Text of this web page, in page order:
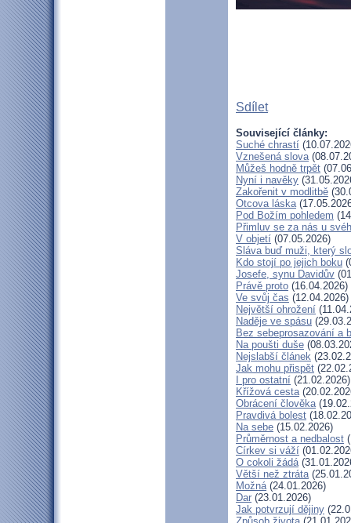
Sdílet
Související články:
Suché chrastí
Vznešená slova
Můžeš hodně trpět
Nyní i navěky
Zakořenit v modlitbě
Otcova láska
Pod Božím pohledem
Přimluv se za nás u
V objetí (07.05.2026)
Sláva buď muži, který
Kdo stojí po jejich boku
Josefe, synu Davidův
Právě proto (16.04.2026)
Ve svůj čas (12.04.2026)
Největší ohrožení
Naděje ve spásu
Bez sebeprosazování a
Na poušti duše
Nejslabší článek
Jak mohu přispět
I pro ostatní (21.02.2026)
Křížová cesta
Obrácení člověka
Pravdivá bolest
Na sebe (15.02.2026)
Průměrnost a nedbalost
Církev si váží
O cokoli žádá
Větší než ztráta
Možná(24.01.2026)
Dar (23.01.2026)
Jak potvrzují dějiny